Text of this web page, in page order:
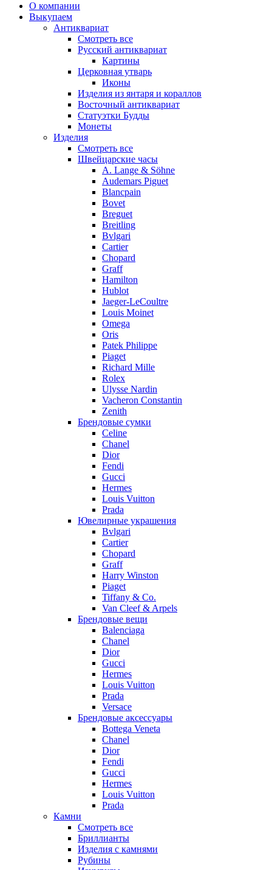
О компании
Выкупаем
Антиквариат
Смотреть все
Русский антиквариат
Картины
Церковная утварь
Иконы
Изделия из янтаря и кораллов
Восточный антиквариат
Статуэтки Будды
Монеты
Изделия
Смотреть все
Швейцарские часы
A. Lange & Söhne
Audemars Piguet
Blancpain
Bovet
Breguet
Breitling
Bvlgari
Cartier
Chopard
Graff
Hamilton
Hublot
Jaeger-LeCoultre
Louis Moinet
Omega
Oris
Patek Philippe
Piaget
Richard Mille
Rolex
Ulysse Nardin
Vacheron Constantin
Zenith
Брендовые сумки
Celine
Chanel
Dior
Fendi
Gucci
Hermes
Louis Vuitton
Prada
Ювелирные украшения
Bvlgari
Cartier
Chopard
Graff
Harry Winston
Piaget
Tiffany & Co.
Van Cleef & Arpels
Брендовые вещи
Balenciaga
Chanel
Dior
Gucci
Hermes
Louis Vuitton
Prada
Versace
Брендовые аксессуары
Bottega Veneta
Chanel
Dior
Fendi
Gucci
Hermes
Louis Vuitton
Prada
Камни
Смотреть все
Бриллианты
Изделия с камнями
Рубины